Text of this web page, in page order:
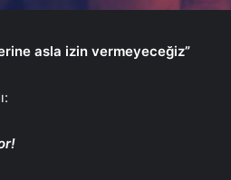
asla izin vermeyeceğiz”